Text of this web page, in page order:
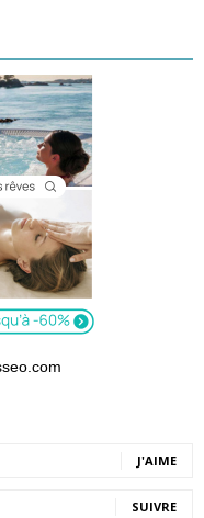
J'AIME
SUIVRE